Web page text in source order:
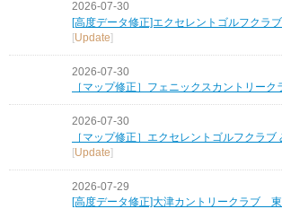
2026-07-30
[高度データ修正]エクセレントゴルフクラ
[Update]
2026-07-30
［マップ修正］フェニックスカントリーク
2026-07-30
［マップ修正］エクセレントゴルフクラブ
[Update]
2026-07-29
[高度データ修正]大津カントリークラブ 東